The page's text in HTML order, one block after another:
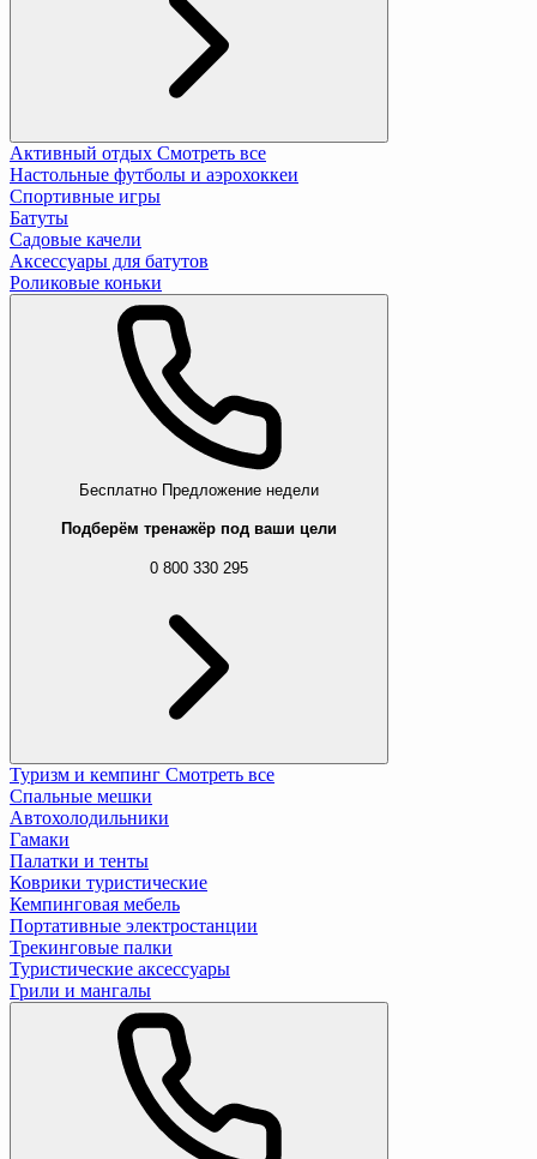
Активный отдых Смотреть все
Настольные футболы и аэрохоккеи
Спортивные игры
Батуты
Садовые качели
Аксессуары для батутов
Роликовые коньки
Бесплатно Предложение недели
Подберём тренажёр под ваши цели
0 800 330 295
Туризм и кемпинг Смотреть все
Спальные мешки
Автохолодильники
Гамаки
Палатки и тенты
Коврики туристические
Кемпинговая мебель
Портативные электростанции
Трекинговые палки
Туристические аксессуары
Грили и мангалы